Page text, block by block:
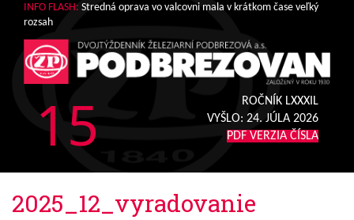
INFO FLASH: Stredná oprava vo valcovni mala v krátkom čase veľký
rozsah
15
ROČNÍK LXXXIL
VYŠLO: 24. JÚLA 2026
PDF VERZIA ČÍSLA
2025_12_vyradovanie